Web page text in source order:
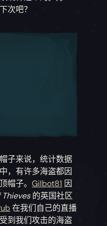
次吧？
子来说，统计数据
，有许多海盗都因
帽子。Gilbot81 因
Thieves的英国社区
在我们自己的直播
到我们攻击的海盗